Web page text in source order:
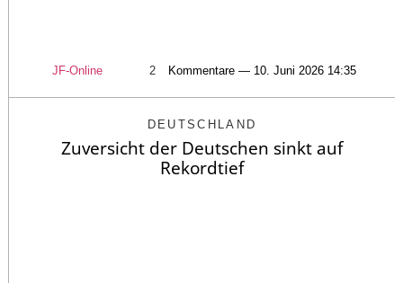
JF-Online 2 Kommentare — 10. Juni 2026 14:35
DEUTSCHLAND
Zuversicht der Deutschen sinkt auf
Rekordtief